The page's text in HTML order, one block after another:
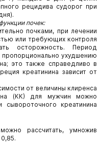
рецидива судорог при
почек:
почками, при лечении
или требующих контроля
осторожность. Период
ухудшению
это также справедливо в
креатинина зависит от
от величины клиренса
(КК) для мужчин можно
сывороточного креатинина
рассчитать, умножив